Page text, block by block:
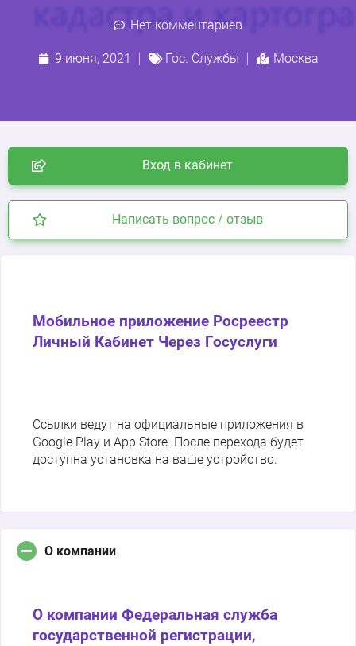
Нет комментариев
9 июня, 2021 Гос. Службы Москва
Вход в кабинет
Написать вопрос / отзыв
Мобильное приложение Росреестр
Личный Кабинет Через Госуслуги
Ссылки ведут на официальные приложения в
Google Play и App Store. После перехода будет
доступна установка на ваше устройство.
О компании
О компании Федеральная служба
государственной регистрации,